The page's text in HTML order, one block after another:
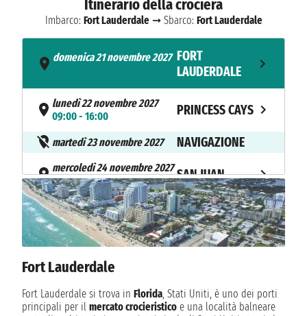
Itinerario della crociera
Imbarco: Fort Lauderdale➞ Sbarco: Fort Lauderdale
domenica 21 novembre 2027 FORT
LAUDERDALE
lunedì 22 novembre 2027
09:00 - 16:00
PRINCESS CAYS
martedì 23 novembre 2027 NAVIGAZIONE
mercoledì 24 novembre 2027
10:00 - 17:00
SAN JUAN
giovedì 25 novembre 2027
10:00 - 18:00
AMBER COVE
07:00 - 16:00
sabato 27 novembre 2027 NAVIGAZIONE
Fort Lauderdale
Fort Lauderdale si trova in Florida, Stati Uniti, è uno dei porti
principali per il mercato crocieristico e una località balneare